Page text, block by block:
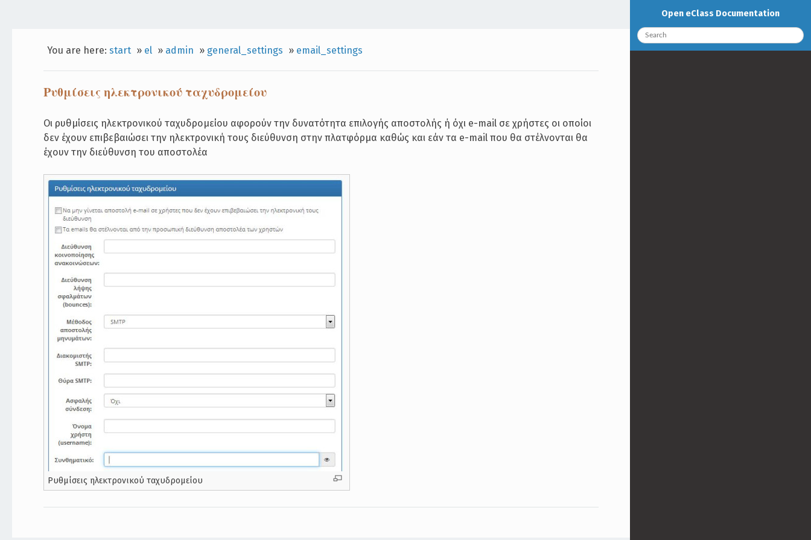
You are here: start » el » admin » general_settings » email_settings
Ρυθμίσεις ηλεκτρονικού ταχυδρομείου
Οι ρυθμίσεις ηλεκτρονικού ταχυδρομείου αφορούν την δυνατότητα επιλογής αποστολής ή όχι e-mail σε χρήστες οι οποίοι
δεν έχουν επιβεβαιώσει την ηλεκτρονική τους διεύθυνση στην πλατφόρμα καθώς και εάν τα e-mail που θα στέλνονται θα
έχουν την διεύθυνση του αποστολέα
Ρυθμίσεις ηλεκτρονικού ταχυδρομείου
Open eClass Documentation